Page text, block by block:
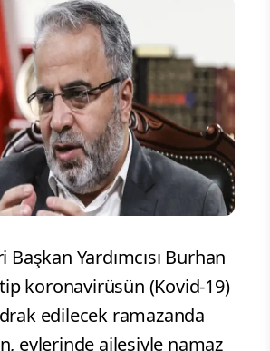
Yardımcısı Burhan
koronavirüsün (Kovid-19)
edilecek ramazanda
evlerinde ailesiyle namaz